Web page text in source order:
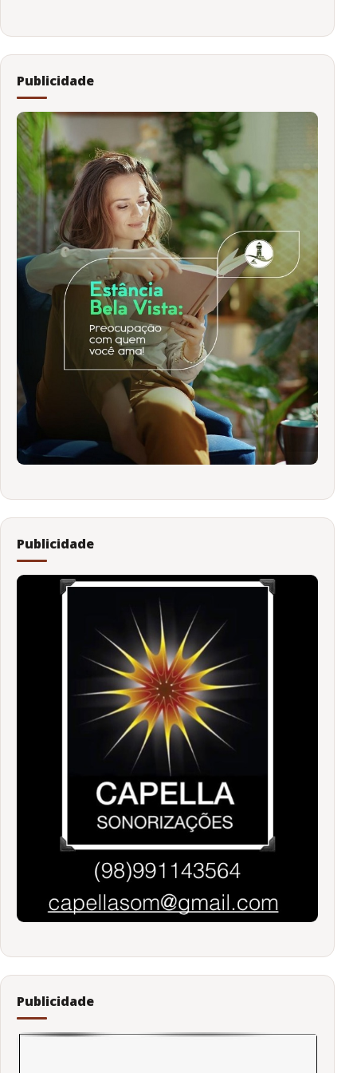
Publicidade
Publicidade
Publicidade